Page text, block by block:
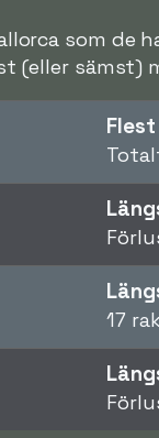
som de
(eller sämst)
17